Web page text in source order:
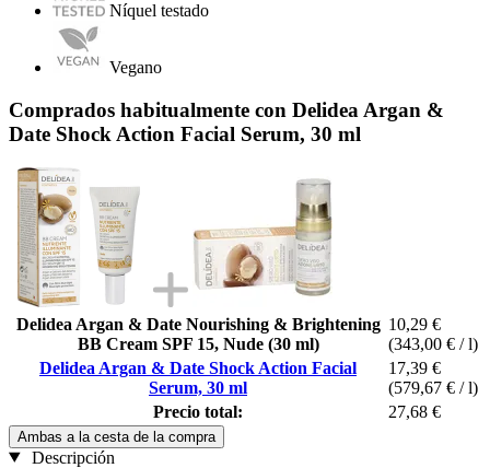
Níquel testado
Vegano
Comprados habitualmente con Delidea Argan &
Date Shock Action Facial Serum, 30 ml
Delidea Argan & Date Nourishing & Brightening
BB Cream SPF 15, Nude (30 ml)
10,29 €
(343,00 € / l)
Delidea Argan & Date Shock Action Facial
Serum, 30 ml
17,39 €
(579,67 € / l)
Precio total:
27,68 €
Ambas a la cesta de la compra
Descripción